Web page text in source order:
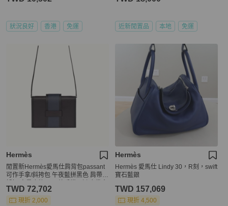
狀況良好 香港 免運 近新閒置品 本地 免運
Hermès
閒置新Hermès愛馬仕肩背包passant
可作手拿/斜挎包 午夜藍拼黑色 肩帶可
子吊牌
TWD 72,702
現折 2,000
Hermès
Hermès 愛馬仕 Lindy 30，R刻，swift
寶石藍銀
TWD 157,069
現折 4,500